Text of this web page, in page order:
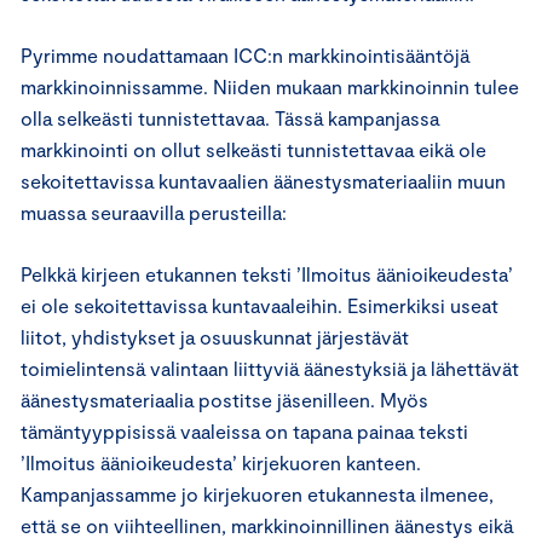
Pyrimme noudattamaan ICC:n markkinointisääntöjä
markkinoinnissamme. Niiden mukaan markkinoinnin tulee
olla selkeästi tunnistettavaa. Tässä kampanjassa
markkinointi on ollut selkeästi tunnistettavaa eikä ole
sekoitettavissa kuntavaalien äänestysmateriaaliin muun
muassa seuraavilla perusteilla:
Pelkkä kirjeen etukannen teksti ’Ilmoitus äänioikeudesta’
ei ole sekoitettavissa kuntavaaleihin. Esimerkiksi useat
liitot, yhdistykset ja osuuskunnat järjestävät
toimielintensä valintaan liittyviä äänestyksiä ja lähettävät
äänestysmateriaalia postitse jäsenilleen. Myös
tämäntyyppisissä vaaleissa on tapana painaa teksti
’Ilmoitus äänioikeudesta’ kirjekuoren kanteen.
Kampanjassamme jo kirjekuoren etukannesta ilmenee,
että se on viihteellinen, markkinoinnillinen äänestys eikä